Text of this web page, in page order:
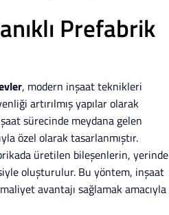
Prefabrik
, modern inşaat teknikleri
artırılmış yapılar olarak
sürecinde meydana gelen
özel olarak tasarlanmıştır.
üretilen bileşenlerin, yerinde
oluşturulur. Bu yöntem, inşaat
avantajı sağlamak amacıyla